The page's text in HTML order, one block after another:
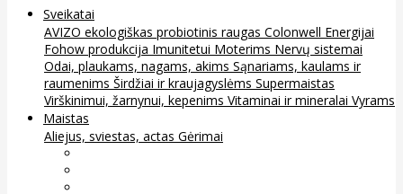
Sveikatai
AVIZO ekologiškas probiotinis raugas Colonwell Energijai
Fohow produkcija Imunitetui Moterims Nervų sistemai
Odai, plaukams, nagams, akims Sąnariams, kaulams ir
raumenims Širdžiai ir kraujagyslėms Supermaistas
Virškinimui, žarnynui, kepenims Vitaminai ir mineralai Vyrams
Maistas
Aliejus, sviestas, actas Gėrimai